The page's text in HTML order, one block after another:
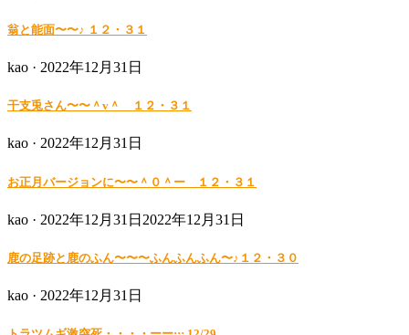
翁と能面〜〜♪ １２・３１
kao · Posted
2022年12月31日
干支兎さん〜〜＾v＾ １２・３１
kao · Posted
2022年12月31日
お正月バージョンに〜〜＾０＾ー １２・３１
kao · Posted
2022年12月31日 2022年12月31日
鹿の足跡と鹿のふん〜〜〜ふんふんふん〜♪１２・３０
kao · Posted
2022年12月31日